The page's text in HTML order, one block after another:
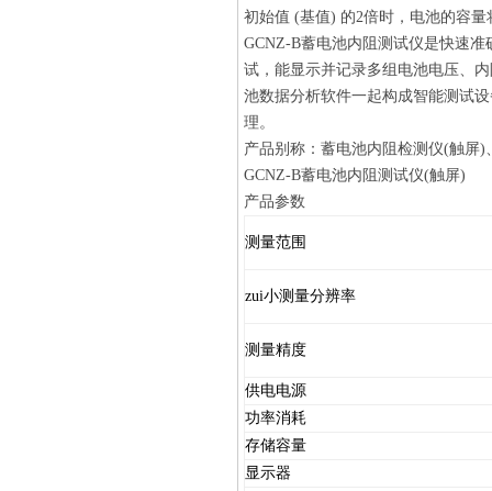
初始值 (基值) 的2倍时，电池的容
GCNZ-B蓄电池内阻测试仪是快速
试，能显示并记录多组电池电压、
池数据分析软件一起构成智能测试
理。
产品别称：蓄电池内阻检测仪(触屏
GCNZ-B蓄电池内阻测试仪(触屏)
产品参数
测量范围
zui小测量分辨率
测量精度
供电电源
功率消耗
存储容量
显示器